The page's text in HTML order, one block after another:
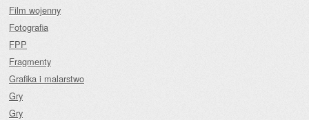
Film wojenny
Fotografia
FPP
Fragmenty
Grafika i malarstwo
Gry
Gry